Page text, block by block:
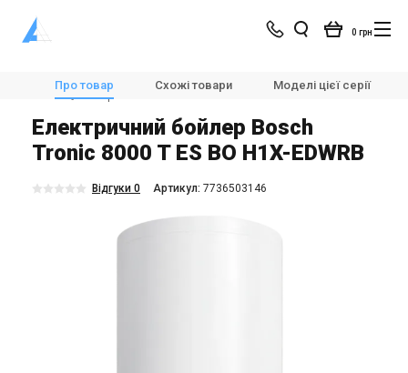
0 грн
Магазин Опалення
💧🌡️Бойлери
Про товар Схожі товари Моделі цієї серії
Електричний бойлер Bosch
Tronic 8000 T ES BO H1X-EDWRB
Відгуки 0 Aртикул: 7736503146